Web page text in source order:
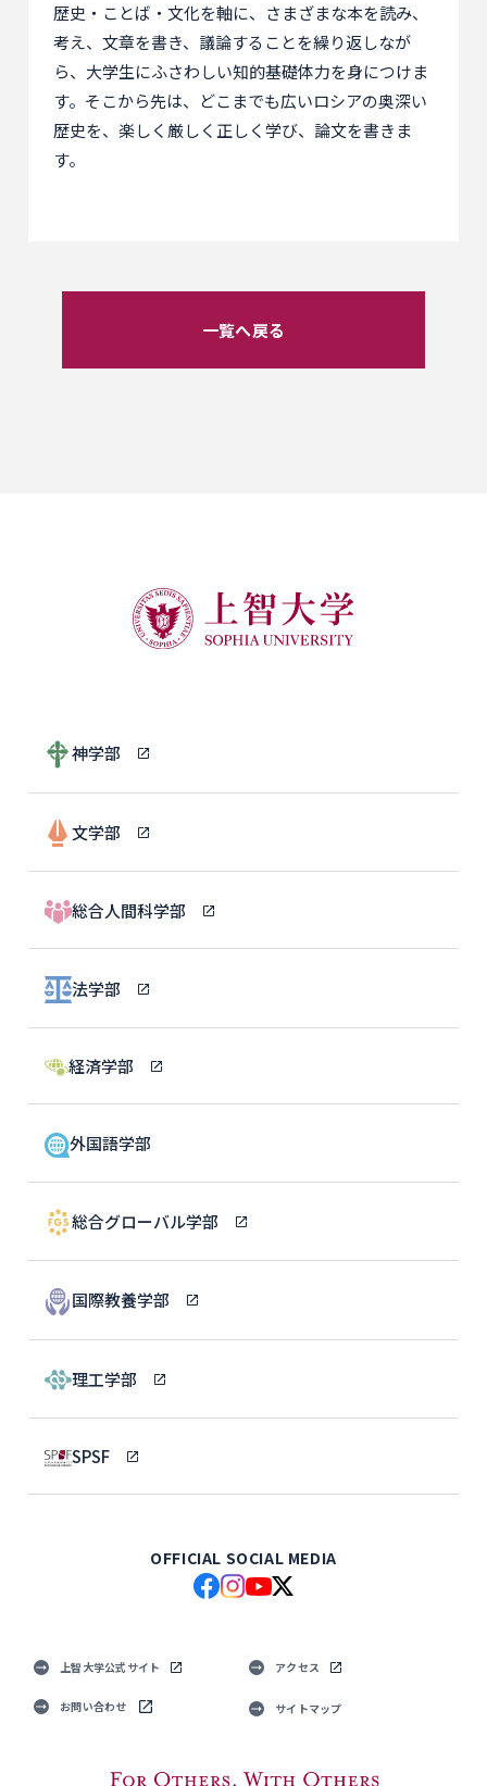
歴史・ことば・文化を軸に、さまざまな本を読み、
考え、文章を書き、議論することを繰り返しなが
ら、大学生にふさわしい知的基礎体力を身につけま
す。そこから先は、どこまでも広いロシアの奥深い
歴史を、楽しく厳しく正しく学び、論文を書きま
す。
一覧へ戻る
神学部
文学部
総合人間科学部
法学部
経済学部
外国語学部
総合グローバル学部
国際教養学部
理工学部
SPSF
OFFICIAL SOCIAL MEDIA
上智大学公式サイト アクセス
お問い合わせ サイトマップ